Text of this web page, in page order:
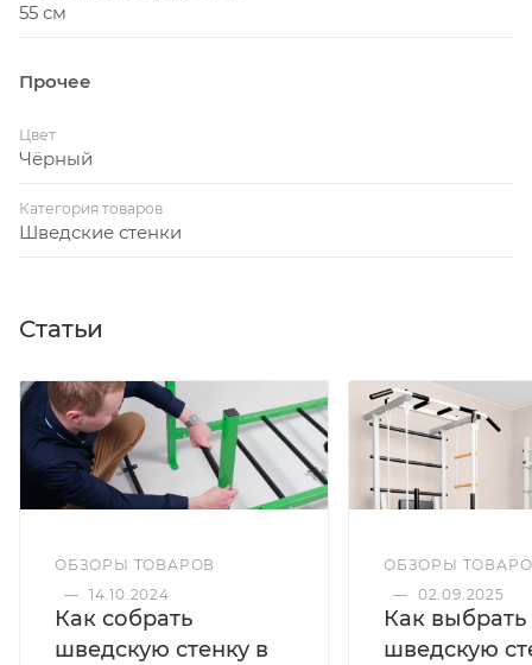
55 см
Прочее
Цвет
Чёрный
Категория товаров
Шведские стенки
Статьи
ОБЗОРЫ ТОВАРОВ
— 14.10.2024
Как собрать
шведскую стенку в
ОБЗОРЫ
— 02.09.2025
Как выбрать
шведскую